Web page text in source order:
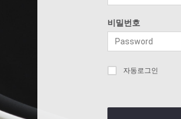
비밀번호
자동로그인